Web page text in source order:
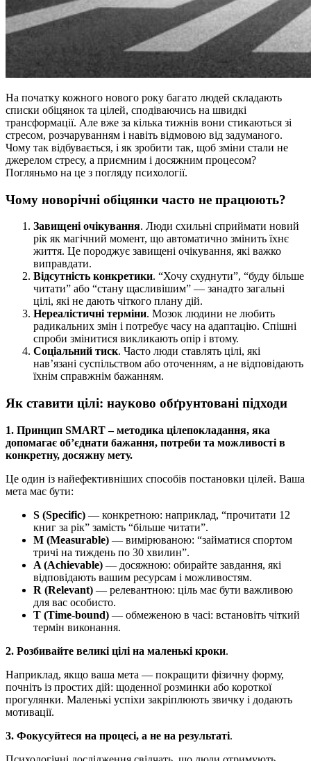
На початку кожного нового року багато людей складають
списки обіцянок та цілей, сподіваючись на швидкі
трансформації. Але вже за кілька тижнів вони стикаються зі
стресом, розчаруванням і навіть відмовою від задуманого.
Чому так відбувається, і як зробити так, щоб зміни стали не
джерелом стресу, а приємним і досяжним процесом?
Погляньмо на це з погляду психології.
Чому новорічні обіцянки часто не працюють?
Завищені очікування. Люди схильні сприймати новий
рік як магічний момент, що автоматично змінить їхнє
життя. Це породжує завищені очікування, які важко
виправдати.
Відсутність конкретики. “Хочу схуднути”, “буду більше
читати” або “стану щасливішим” — занадто загальні
цілі, які не дають чіткого плану дій.
Нереалістичні терміни. Мозок людини не любить
радикальних змін і потребує часу на адаптацію. Спішні
спроби змінитися викликають опір і втому.
Соціальний тиск. Часто люди ставлять цілі, які
нав’язані суспільством або оточенням, а не відповідають
їхнім справжнім бажанням.
Як ставити цілі: науково обґрунтовані підходи
1. Принцип SMART – методика цілепокладання, яка
допомагає об’єднати бажання, потреби та можливості в
конкретну, досяжну мету.
Це один із найефективніших способів постановки цілей. Ваша
мета має бути:
S (Specific) — конкретною: наприклад, “прочитати 12
книг за рік” замість “більше читати”.
M (Measurable) — вимірюваною: “займатися спортом
тричі на тиждень по 30 хвилин”.
A (Achievable) — досяжною: обирайте завдання, які
відповідають вашим ресурсам і можливостям.
R (Relevant) — релевантною: ціль має бути важливою
для вас особисто.
T (Time-bound) — обмеженою в часі: встановіть чіткий
термін виконання.
2. Розбивайте великі цілі на маленькі кроки.
Наприклад, якщо ваша мета — покращити фізичну форму,
почніть із простих дій: щоденної розминки або короткої
прогулянки. Маленькі успіхи закріплюють звичку і додають
мотивації.
3. Фокусуйтеся на процесі, а не на результаті.